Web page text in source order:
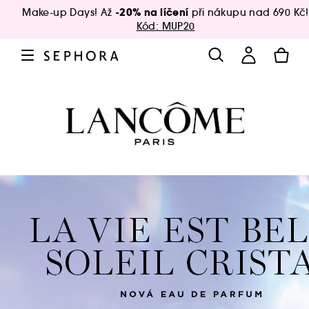
Make-up Days! Až -20% na líčení při nákupu nad 690 Kč!
Kód: MUP20